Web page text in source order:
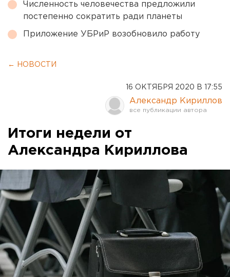
Численность человечества предложили
постепенно сократить ради планеты
Приложение УБРиР возобновило работу
← НОВОСТИ
16 ОКТЯБРЯ 2020 В 17:55
Александр Кириллов
Итоги недели от
Александра Кириллова